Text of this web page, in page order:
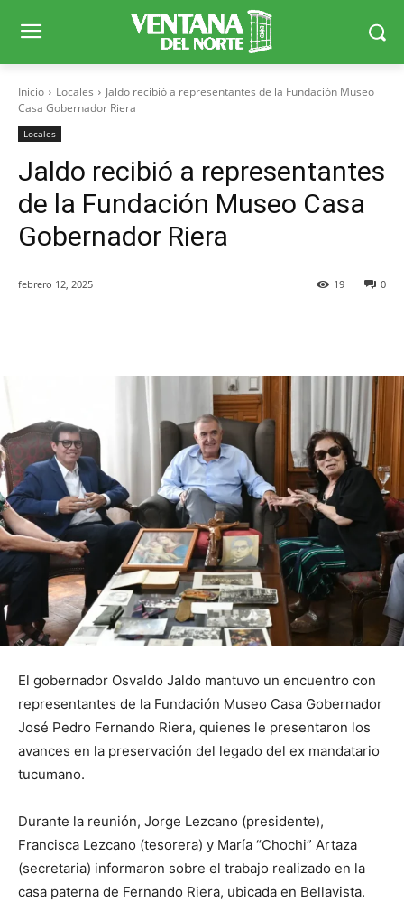
Inicio Locales
Jaldo recibió a representantes de la Fundación Museo
Casa Gobernador Riera
Locales
Jaldo recibió a representantes
de la Fundación Museo Casa
Gobernador Riera
febrero 12, 2025 0
19
El gobernador Osvaldo Jaldo mantuvo un encuentro con
representantes de la Fundación Museo Casa Gobernador
José Pedro Fernando Riera, quienes le presentaron los
avances en la preservación del legado del ex mandatario
tucumano.
Durante la reunión, Jorge Lezcano (presidente),
Francisca Lezcano (tesorera) y María “Chochi” Artaza
(secretaria) informaron sobre el trabajo realizado en la
casa paterna de Fernando Riera, ubicada en Bellavista.